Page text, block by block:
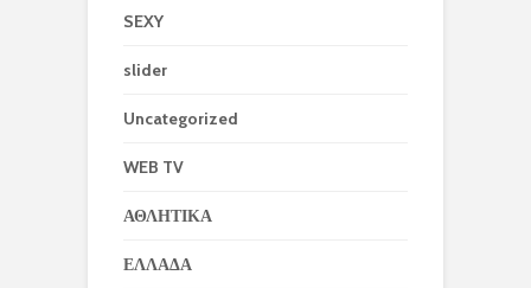
SEXY
slider
Uncategorized
WEB TV
ΑΘΛΗΤΙΚΑ
ΕΛΛΑΔΑ